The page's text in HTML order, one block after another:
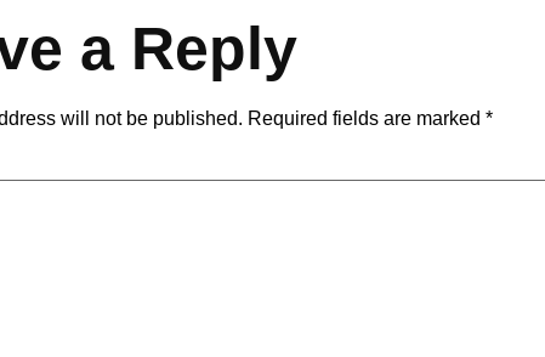
a Reply
will not be published. Required fields are marked *